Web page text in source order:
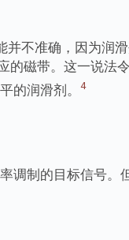
并不准确，因为润
的磁带。这一说法
的润滑剂。
4
调制的目标信号。